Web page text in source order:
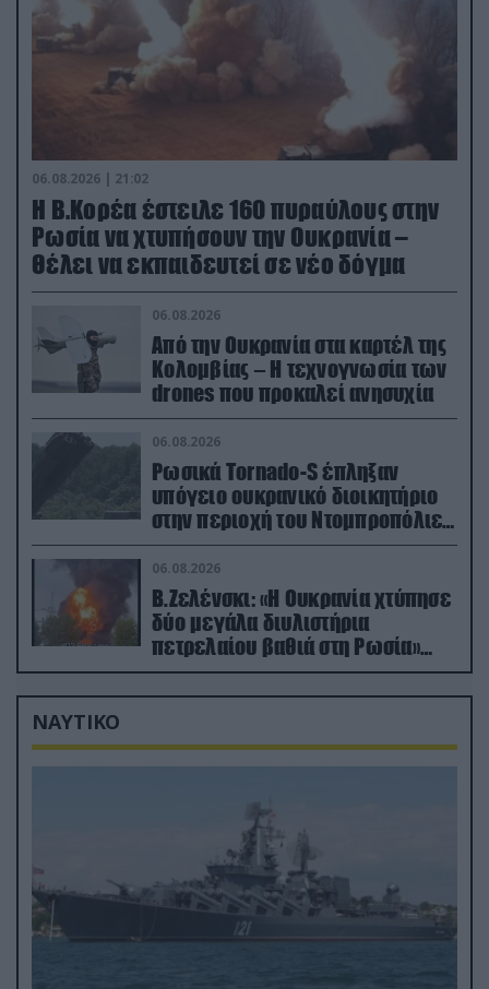
06.08.2026 | 21:02
Η Β.Κορέα έστειλε 160 πυραύλους στην
Ρωσία να χτυπήσουν την Ουκρανία –
Θέλει να εκπαιδευτεί σε νέο δόγμα
06.08.2026
Από την Ουκρανία στα καρτέλ της
Κολομβίας – Η τεχνογνωσία των
drones που προκαλεί ανησυχία
06.08.2026
Ρωσικά Tornado-S έπληξαν
υπόγειο ουκρανικό διοικητήριο
στην περιοχή του Ντομπροπόλιε
(βίντεο)
06.08.2026
Β.Ζελένσκι: «Η Ουκρανία χτύπησε
δύο μεγάλα διυλιστήρια
πετρελαίου βαθιά στη Ρωσία»
(βίντεο)
ΝΑΥΤΙΚΟ